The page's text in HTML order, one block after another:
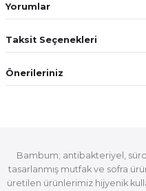
Yorumlar
Taksit Seçenekleri
Önerileriniz
Bambum; antibakteriyel,
tasarlanmış mutfak ve sofra
üretilen ürünlerimiz hijyenik